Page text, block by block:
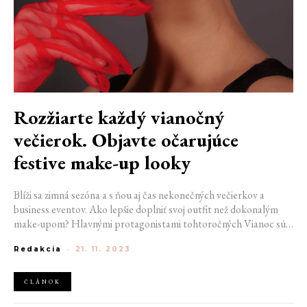
Rozžiarte každý vianočný
večierok. Objavte očarujúce
festive make-up looky
Blíži sa zimná sezóna a s ňou aj čas nekonečných večierkov a
business eventov. Ako lepšie doplniť svoj outfit než dokonalým
make-upom? Hlavnými protagonistami tohtoročných Vianoc sú
Pripravili sme tri jedinečné líčenia, ktoré vám pomôžu zažiariť pri
štýlov a upravte si ich podľa vlastných preferencií.
Redakcia - 21. 11. 2023
ČLÁNOK